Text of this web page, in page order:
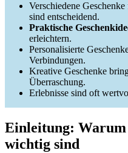
Verschiedene
sind entscheidend.
Praktische
erleichtern.
Personalisierte
Verbindungen.
Kreative Geschenke
Überraschung.
Erlebnisse sind oft
Einleitung: Warum
wichtig sind